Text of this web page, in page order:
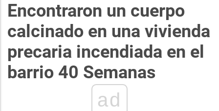
Encontraron un cuerpo
calcinado en una vivienda
precaria incendiada en el
barrio 40 Semanas
ad